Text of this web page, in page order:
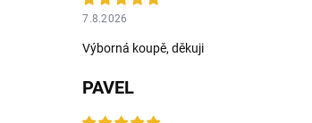
7.8.2026
Výborná koupě, děkuji
PAVEL